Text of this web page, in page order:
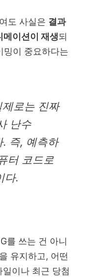
도 사실은 결과
메이션이 재생되
밍이 중요하다는
로는 진짜
난수
즉, 예측하
터 코드로
다.
를 쓰는 건 아니
유지하고, 어떤
이나 최근 당첨